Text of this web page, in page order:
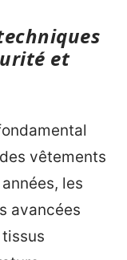
et
vêtements
les
avancées